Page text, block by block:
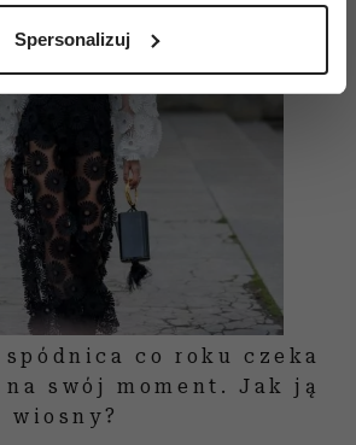
czyli wirtualny odcisk palca)
oraz ustaw własne preferencje w
. W Deklaracji plików cookie możesz
swoją zgodę w dowolnej chwili.
cookie do spersonalizowania treści
funkcje społecznościowe i
naszej witrynie. Informacje o tym, jak
witryny, udostępniamy partnerom
reklamowym i analitycznym.
te informacje z innymi danymi
lub uzyskanymi podczas
Spersonalizuj
spódnica co roku czeka
swój moment. Jak ją